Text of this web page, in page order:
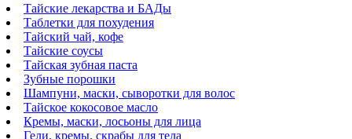
Тайские лекарства и БАДы
Таблетки для похудения
Тайский чай, кофе
Тайские соусы
Тайская зубная паста
Зубные порошки
Шампуни, маски, сыворотки для волос
Тайское кокосовое масло
Кремы, маски, лосьоны для лица
Гели, кремы, скрабы для тела